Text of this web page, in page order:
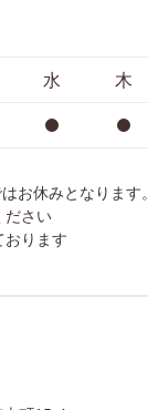
水 木
お休みとなります。
ださい
ります